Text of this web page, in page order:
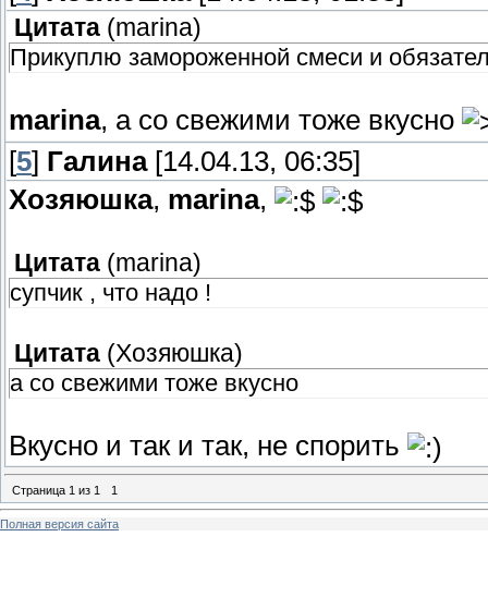
Цитата (marina)
Прикуплю замороженной смеси и
marina, а со свежими тоже вкусно
[5] Галина[14.04.13, 06:35]
Хозяюшка, marina,
Цитата (marina)
супчик , что надо !
Цитата (Хозяюшка)
а со свежими тоже вкусно
Вкусно и так и так, не спорить
Страница 1 из 1 1
Полная версия сайта